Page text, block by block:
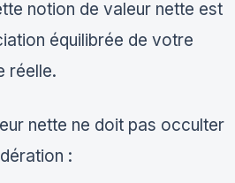
notion de valeur nette est
équilibrée de votre
réelle.
nette ne doit pas occulter
: